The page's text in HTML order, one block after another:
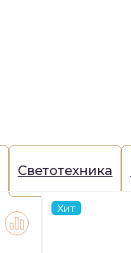
Светотехника
Хит